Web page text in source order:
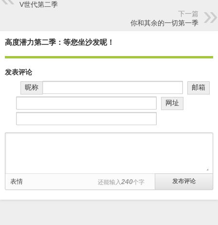
V世代第二季
下一篇
你和其余的一切第一季
高度潜力第二季：等您坐沙发呢！
发表评论
昵称
邮箱
网址
表情 还能输入 240个字